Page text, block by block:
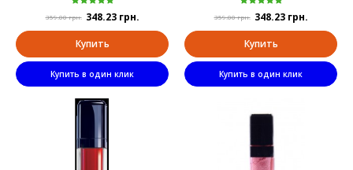
359.00 грн. 348.23 грн.
Купить
Купить в один клик
359.00 грн. 348.23 грн.
Купить
Купить в один клик